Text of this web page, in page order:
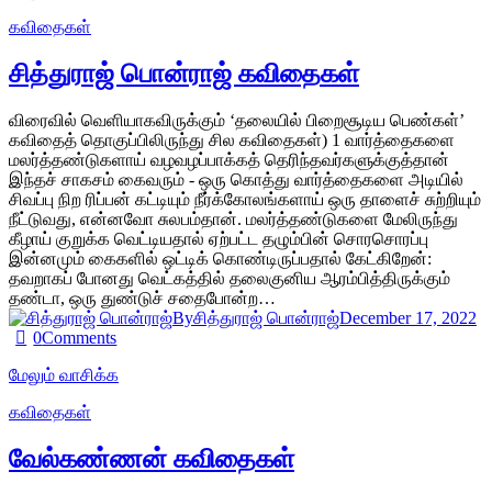
கவிதைகள்
சித்துராஜ் பொன்ராஜ் கவிதைகள்
விரைவில் வெளியாகவிருக்கும் ‘தலையில் பிறைசூடிய பெண்கள்’
கவிதைத் தொகுப்பிலிருந்து சில கவிதைகள்) 1 வார்த்தைகளை
மலர்த்தண்டுகளாய் வழவழப்பாக்கத் தெரிந்தவர்களுக்குத்தான்
இந்தச் சாகசம் கைவரும் - ஒரு கொத்து வார்த்தைகளை அடியில்
சிவப்பு நிற ரிப்பன் கட்டியும் நீர்க்கோலங்களாய் ஒரு தாளைச் சுற்றியும்
நீட்டுவது, என்னவோ சுலபம்தான். மலர்த்தண்டுகளை மேலிருந்து
கீழாய் குறுக்க வெட்டியதால் ஏற்பட்ட தழும்பின் சொரசொரப்பு
இன்னமும் கைகளில் ஒட்டிக் கொண்டிருப்பதால் கேட்கிறேன்:
தவறாகப் போனது வெட்கத்தில் தலைகுனிய ஆரம்பித்திருக்கும்
தண்டா, ஒரு துண்டுச் சதைபோன்ற…
Byசித்துராஜ் பொன்ராஜ்December 17, 2022
0Comments
மேலும் வாசிக்க
கவிதைகள்
வேல்கண்ணன் கவிதைகள்